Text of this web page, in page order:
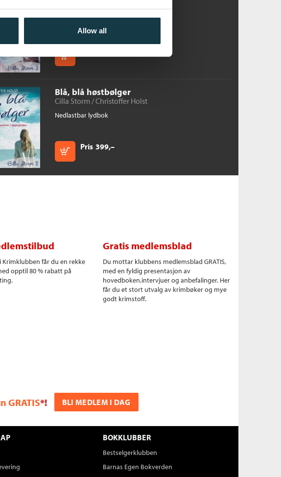
Allow all
Nedlastbar lydbok
Kjøp
Blå, blå høstbølger
Cilla Storm /Christoffer Holst
Nedlastbar lydbok
Pris 399,–
Kjøp
Krimklubben får du en rekke
opptil 80 % rabatt på
Gratis medlemsblad
Du mottar klubbens medlemsblad GRATIS,
med en fyldig presentasjon av
hovedboken,intervjuer og anbefalinger. Her
får du et stort utvalg av krimbøker og mye
godt krimstoff.
GRATIS*! BLI MEDLEM I DAG
BOKKLUBBER
Bestselgerklubben
Barnas Egen Bokverden